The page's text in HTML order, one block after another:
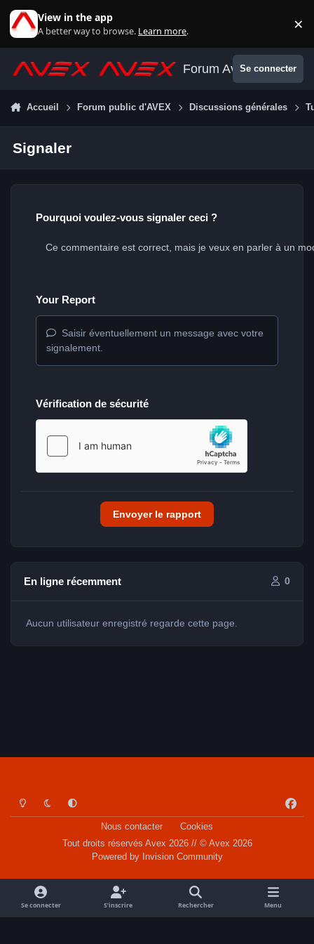
View in the app
A better way to browse. Learn more. ×
Forum AvexSe connecter
Accueil Forum public d'AVEX Discussions générales
Signaler
Pourquoi voulez-vous signaler ceci ?
Your Report
Saisir éventuellement un message avec votre
signalement.
Vérification de sécurité
Envoyer le rapport
En ligne récemment 0
Aucun utilisateur enregistré regarde cette page.
Light ModeDark ModeSystem Preference
a
o
k
Nous contacter
Cookies
Tout droits réservés Avex 2026 // © Avex 2026
Powered by Invision Community
Se connecter S’inscrire Rechercher Menu